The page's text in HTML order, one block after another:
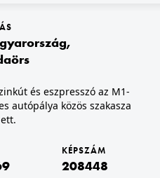
Budapest V.
Kristóf tér felől nézve.
,
és eszpresszó az M1-
autópálya közös szakasza
KÉPSZÁM
208448